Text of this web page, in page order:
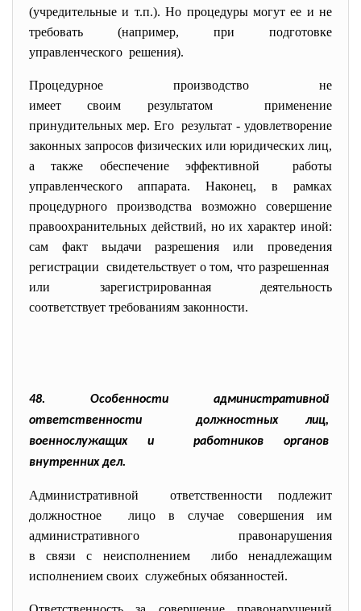
(учредительные и т.п.). Но процедуры могут ее и не
требовать (например, при подготовке
управленческого решения).
Процедурное производство не
имеет своим результатом применение
принудительных мер. Его результат - удовлетворение
законных запросов физических или юридических лиц,
а также обеспечениеэффективной работы
управленческого аппарата. Наконец, в рамках
процедурного производства возможно совершение
правоохранительных действий, но их характер иной:
сам факт выдачи разрешения или проведения
регистрации свидетельствует о том, что разрешенная
или зарегистрированная деятельность
соответствует требованиям законности.
48. Особенности административной
ответственности должностных лиц,
военнослужащих и работников органов
внутренних дел.
Административной ответственности подлежит
должностное лицо в случае совершения им
административного правонарушения
в связи с неисполнением либо ненадлежащим
исполнением своих служебных обязанностей.